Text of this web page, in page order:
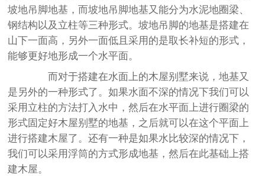
坡地吊脚地基，而坡地吊脚地基又能分为水泥地圈梁、
钢结构以及立柱等三种形式。坡地吊脚的地基是搭建在
山下一面高，另外一面低且采用的是取长补短的形式，
能够更好地形成一个水平面。
而对于搭建在水面上的木屋别墅来说，地基又
是另外的一种形式了。如果水面不深的情况下我们可以
采用立柱的方法打入水中，然后在水平面上进行圈梁的
形式固定好木屋别墅的地基，之后就可以在这个平面上
进行搭建木屋了。还有一种是如果水比较深的情况下，
我们可以采用浮筒的方式形成地基，然后在此基础上搭
建木屋。